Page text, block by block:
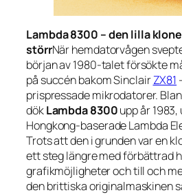
Lambda 8300 – den lilla
störrNär hemdatorvågen
början av 1980-talet försökte
på succén bakom SinclairZX81
prispressade mikrodatorer.
dökLambda 8300upp år
Hongkong-baseradeLambda
Trots att den i grunden var en
ett steg längre med förbättrad
grafikmöjligheter och till och
den brittiska originalmaskinen